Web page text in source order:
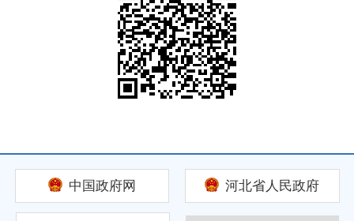
中国政府网 河北省人民政府